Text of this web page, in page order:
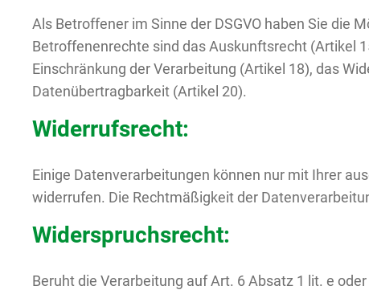
Als Betroffener im Sinne der DSGVO haben Sie die
Betroffenenrechte sind das Auskunftsrecht (Artikel
Einschränkung der Verarbeitung (Artikel 18), das
Datenübertragbarkeit (Artikel 20).
Widerrufsrecht:
Einige Datenverarbeitungen können nur mit Ihrer
widerrufen. Die Rechtmäßigkeit der
Widerspruchsrecht:
Beruht die Verarbeitung auf Art. 6 Absatz 1 lit. e